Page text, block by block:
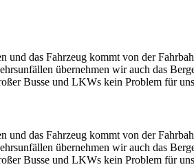
und das Fahrzeug kommt von der
übernehmen wir auch das
Busse und LKWs kein Problem für
und das Fahrzeug kommt von der
übernehmen wir auch das
Busse und LKWs kein Problem für